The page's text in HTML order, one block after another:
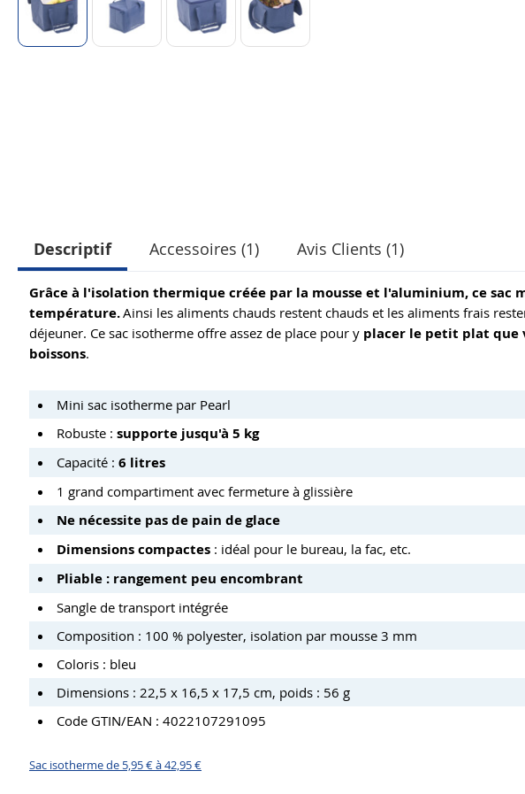
Descriptif Accessoires (1) Avis Clients (1)
Grâce à l'isolation thermique créée par la mousse et l'aluminium, ce sac
température.Ainsi les aliments chauds restent chauds et les aliments frais
déjeuner. Ce sac isotherme offre assez de place pour y placer le petit plat que
boissons.
Mini sac isotherme par Pearl
Robuste : supporte jusqu'à 5 kg
Capacité : 6 litres
1 grand compartiment avec fermeture à glissière
Ne nécessite pas de pain de glace
Dimensions compactes : idéal pour le bureau, la fac, etc.
Pliable : rangement peu encombrant
Sangle de transport intégrée
Composition : 100 % polyester, isolation par mousse 3 mm
Coloris : bleu
Dimensions : 22,5 x 16,5 x 17,5 cm, poids : 56 g
Code GTIN/EAN : 4022107291095
Sac isotherme de 5,95 € à 42,95 €